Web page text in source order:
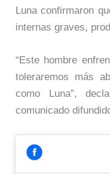
Luna confirmaron
internas graves,
“Este hombre
toleraremos más
como Luna”,
comunicado